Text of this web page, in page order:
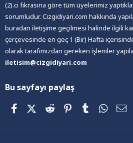
(2).ci fıkrasına göre tüm üyelerimiz
sorumludur. Cizgidiyari.com hakkında
buradan iletişime geçilmesi halinde ilgili
çerçevesinde en geç 1 (Bir) Hafta
olarak tarafımızdan gereken işlemler
iletisim@cizgidiyari.com
Bu sayfayı paylaş
FacebookX (Twitter)
Reddit PinterestTumblr